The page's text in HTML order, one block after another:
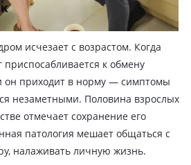
исчезает с возрастом. Когда
приспосабливается к обмену
он приходит в норму — симптомы
незаметными. Половина взрослых
отмечает сохранение его
патология мешает общаться с
налаживать личную жизнь.